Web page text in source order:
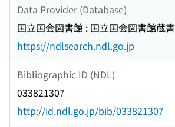
Data Provider (Database)
国立国会図書館 : 国立国会図書館蔵書
https://ndlsearch.ndl.go.jp
Bibliographic ID (NDL)
033821307
http://id.ndl.go.jp/bib/033821307